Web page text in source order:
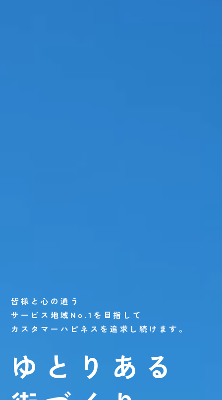
皆様と心の通う
サービス地域No.1を目指して
カスタマーハピネスを追求し続けます。
ゆとりある